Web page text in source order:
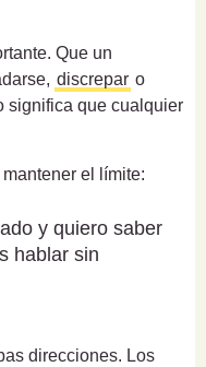
Que un
discrepar o
significa que cualquier
el límite:
y quiero saber
hablar sin
direcciones. Los